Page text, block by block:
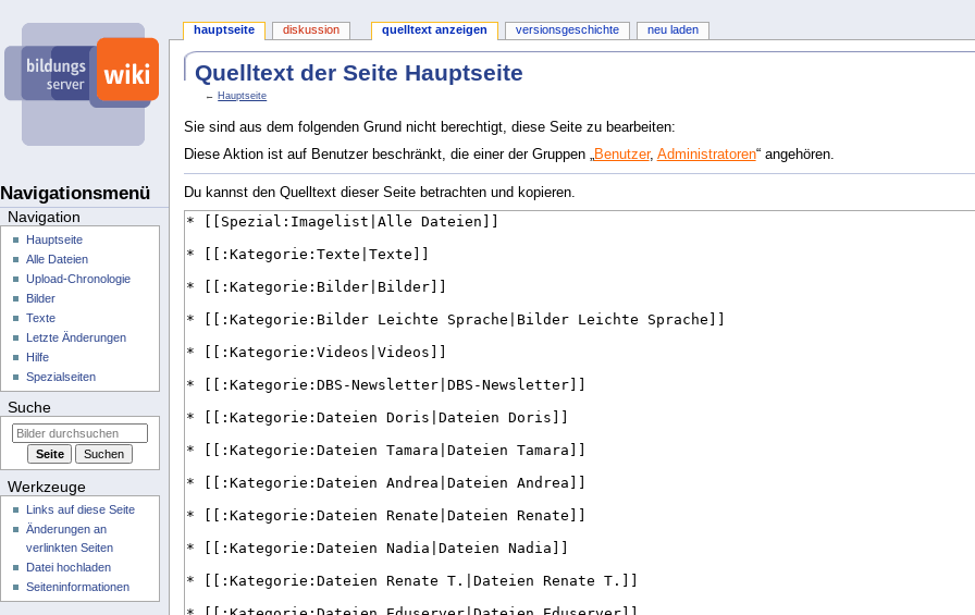
Quelltext der Seite Hauptseite
← Hauptseite
Sie sind aus dem folgenden Grund nicht berechtigt, diese Seite zu bearbeiten:
Diese Aktion ist auf Benutzer beschränkt, die einer der Gruppen „Benutzer, Administratoren“ angehören.
Du kannst den Quelltext dieser Seite betrachten und kopieren.
Navigationsmenü
hauptseite diskussion quelltext anzeigen versionsgeschichte neu laden
Navigation
Hauptseite
Alle Dateien
Upload-Chronologie
Bilder
Texte
Letzte Änderungen
Hilfe
Spezialseiten
Suche
Werkzeuge
Links auf diese Seite
Änderungen an
verlinkten Seiten
Datei hochladen
Seiten­­informationen